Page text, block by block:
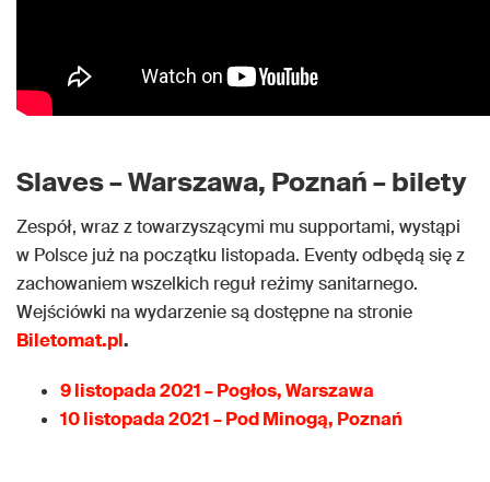
Slaves – Warszawa, Poznań – bilety
Zespół, wraz z towarzyszącymi mu supportami, wystąpi
w Polsce już na początku listopada. Eventy odbędą się z
zachowaniem wszelkich reguł reżimy sanitarnego.
Wejściówki na wydarzenie są dostępne na stronie
Biletomat.pl.
9 listopada 2021 – Pogłos, Warszawa
10 listopada 2021 – Pod Minogą, Poznań